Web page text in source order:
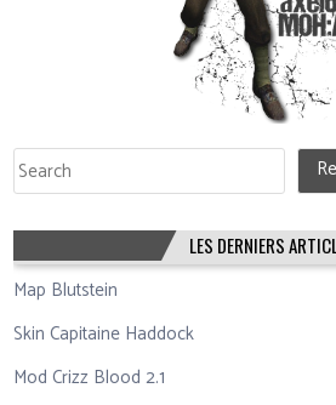
Rechercher
LES DERNIERS
Map Blutstein
Skin Capitaine Haddock
Mod Crizz Blood 2.1